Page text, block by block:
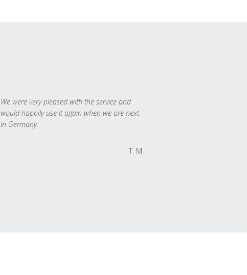
We were very pleased with the service and
would happily use it again when we are next
in Germany.
T. M.